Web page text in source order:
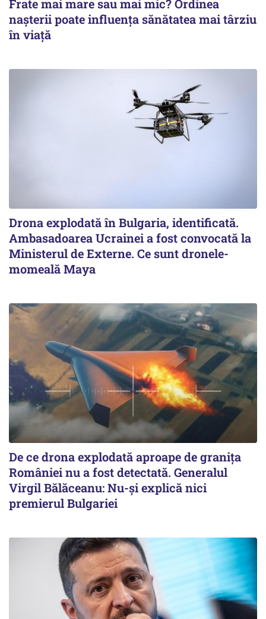
Frate mai mare sau mai mic? Ordinea
nașterii poate influența sănătatea mai târziu
în viață
Drona explodată în Bulgaria, identificată.
Ambasadoarea Ucrainei a fost convocată la
Ministerul de Externe. Ce sunt dronele-
momeală Maya
De ce drona explodată aproape de granița
României nu a fost detectată. Generalul
Virgil Bălăceanu: Nu-și explică nici
premierul Bulgariei